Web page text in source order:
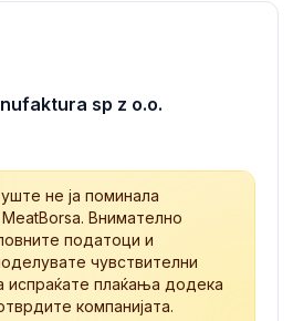
sp z o.o.
не ја поминала
Внимателно
податоци и
чувствителни
испраќате плаќања додека
компанијата.